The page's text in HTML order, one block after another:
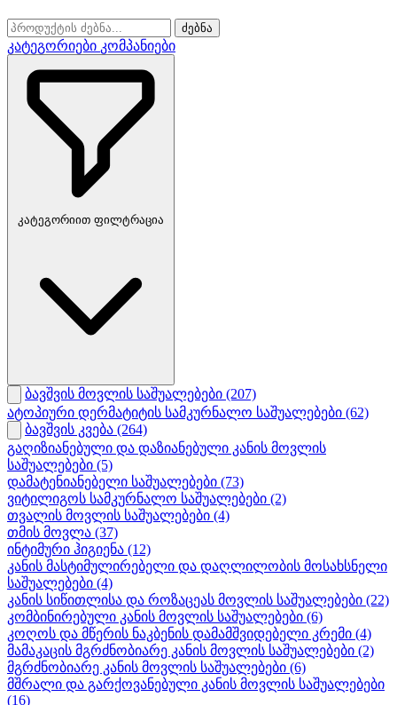
ძებნა
კატეგორიები კომპანიები
კატეგორიით ფილტრაცია
ბავშვის მოვლის საშუალებები (207)
ატოპიური დერმატიტის სამკურნალო საშუალებები (62)
ბავშვის კვება (264)
გაღიზიანებული და დაზიანებული კანის მოვლის
საშუალებები (5)
დამატენიანებელი საშუალებები (73)
ვიტილიგოს სამკურნალო საშუალებები (2)
თვალის მოვლის საშუალებები (4)
თმის მოვლა (37)
ინტიმური ჰიგიენა (12)
კანის მასტიმულირებელი და დაღლილობის მოსახსნელი
საშუალებები (4)
კანის სიწითლისა და როზაცეას მოვლის საშუალებები (22)
კომბინირებული კანის მოვლის საშუალებები (6)
კოღოს და მწერის ნაკბენის დამამშვიდებელი კრემი (4)
მამაკაცის მგრძნობიარე კანის მოვლის საშუალებები (2)
მგრძნობიარე კანის მოვლის საშუალებები (6)
მშრალი და გარქოვანებული კანის მოვლის საშუალებები
(16)